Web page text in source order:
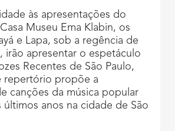
às apresentações do
Museu Ema Klabin, os
e Lapa, sob a regência de
irão apresentar o espetáculo
Recentes de São Paulo,
repertório propõe a
canções da música popular
últimos anos na cidade de São